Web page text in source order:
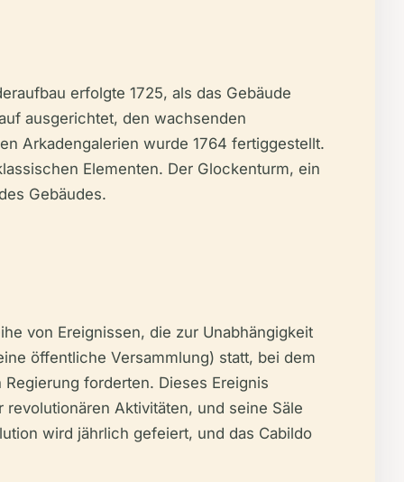
erfolgte 1725, als das Gebäude
ausgerichtet, den wachsenden
Arkadengalerien wurde 1764 fertiggestellt.
Elementen. Der Glockenturm, ein
Gebäudes.
von Ereignissen, die zur Unabhängigkeit
öffentliche Versammlung) statt, bei dem
forderten. Dieses Ereignis
Aktivitäten, und seine Säle
wird jährlich gefeiert, und das Cabildo